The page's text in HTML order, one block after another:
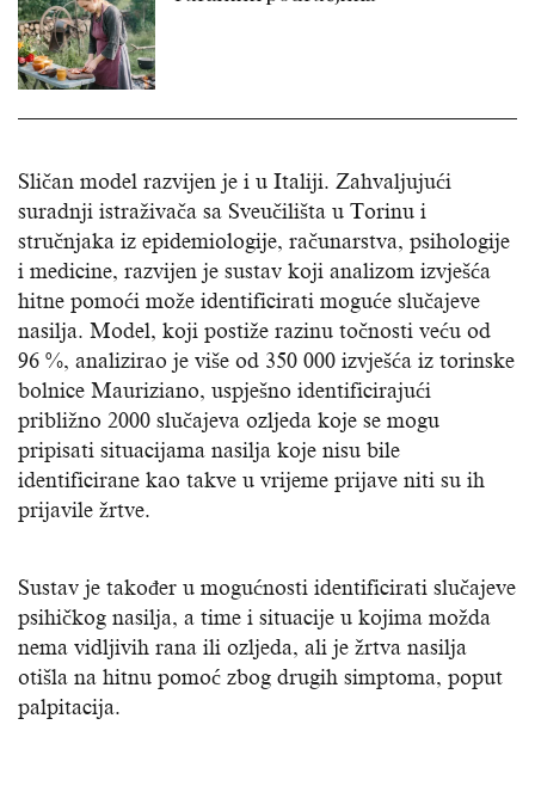
Sličan model razvijen je i u Italiji. Zahvaljujući
suradnji istraživača sa Sveučilišta u Torinu i
stručnjaka iz epidemiologije, računarstva, psihologije
i medicine, razvijen je sustav koji analizom izvješća
hitne pomoći može identificirati moguće slučajeve
nasilja. Model, koji postiže razinu točnosti veću od
96 %, analizirao je više od 350 000 izvješća iz torinske
bolnice Mauriziano, uspješno identificirajući
približno 2000 slučajeva ozljeda koje se mogu
pripisati situacijama nasilja koje nisu bile
identificirane kao takve u vrijeme prijave niti su ih
prijavile žrtve.
Sustav je također u mogućnosti identificirati slučajeve
psihičkog nasilja, a time i situacije u kojima možda
nema vidljivih rana ili ozljeda, ali je žrtva nasilja
otišla na hitnu pomoć zbog drugih simptoma, poput
palpitacija.